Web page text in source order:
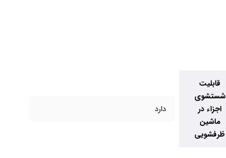
قابلیت
شستشوی
اجزاء در
ماشین
ظرفشویی
دارد